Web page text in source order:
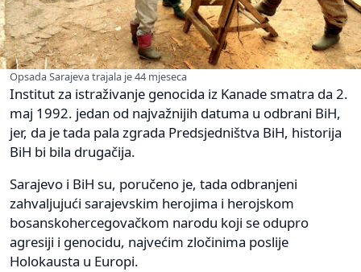
Opsada Sarajeva trajala je 44 mjeseca
Institut za istraživanje genocida iz Kanade smatra da 2.
maj 1992. jedan od najvažnijih datuma u odbrani BiH,
jer, da je tada pala zgrada Predsjedništva BiH, historija
BiH bi bila drugačija.
Sarajevo i BiH su, poručeno je, tada odbranjeni
zahvaljujući sarajevskim herojima i herojskom
bosanskohercegovačkom narodu koji se odupro
agresiji i genocidu, najvećim zločinima poslije
Holokausta u Europi.